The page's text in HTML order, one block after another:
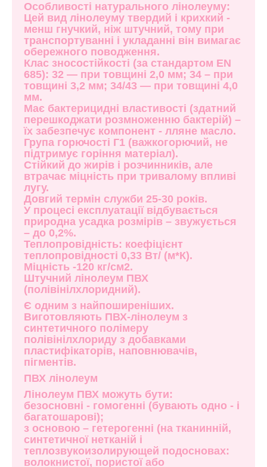
Особливості натурального лінолеуму:
Цей вид лінолеуму твердий і крихкий -
менш гнучкий, ніж штучний, тому при
транспортуванні і укладанні він вимагає
обережного поводження.
Клас зносостійкості (за стандартом EN
685): 32 — при товщині 2,0 мм; 34 – при
товщині 3,2 мм; 34/43 — при товщині 4,0
мм.
Має бактерицидні властивості (здатний
перешкоджати розмноженню бактерій) –
їх забезпечує компонент - лляне масло.
Група горючості Г1 (важкогорючий, не
підтримує горіння матеріал).
Стійкий до жирів і розчинників, але
втрачає міцність при тривалому впливі
лугу.
Довгий термін служби 25-30 років.
У процесі експлуатації відбувається
природна усадка розмірів – звужується
– до 0,2%.
Теплопровідність: коефіцієнт
теплопровідності 0,33 Вт/ (м*К).
Міцність -120 кг/см2.
Штучний лінолеум ПВХ
(полівінілхлоридний).
Є одним з найпоширеніших.
Виготовляють ПВХ-лінолеум з
синтетичного полімеру
полівінілхлориду з добавками
пластифікаторів, наповнювачів,
пігментів.
ПВХ лінолеум
Лінолеум ПВХ можуть бути:
безосновні - гомогенні (бувають одно - і
багатошарові);
з основою – гетерогенні (на тканинній,
синтетичної нетканій і
теплозвукоизолирующей подосновах:
волокнистої, пористої або